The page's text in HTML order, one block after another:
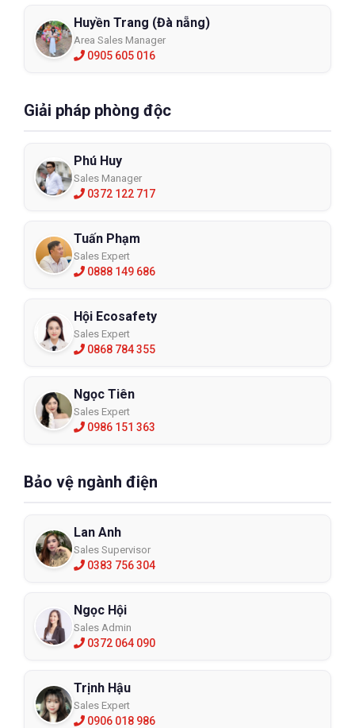
Hệ thống chi nhánh:
Xem tại đây
Hotline: 098 333 0380
Fanpage:
Huyền Trang (Đà nẵng)
Area Sales Manager
0905 605 016
Giải pháp phòng độc
Phú Huy
Sales Manager
0372 122 717
Tuấn Phạm
Sales Expert
0888 149 686
Hội Ecosafety
Sales Expert
0868 784 355
Ngọc Tiên
Sales Expert
0986 151 363
Bảo vệ ngành điện
Lan Anh
Sales Supervisor
0383 756 304
Ngọc Hội
Sales Admin
0372 064 090
Trịnh Hậu
Sales Expert
0906 018 986